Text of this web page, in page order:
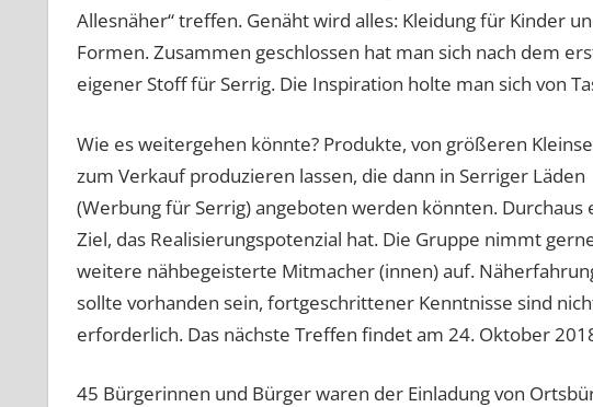
Allesnäher“ treffen. Genäht wird alles: Kleidung für Kinder
Formen. Zusammen geschlossen hat man sich nach dem
eigener Stoff für Serrig. Die Inspiration holte man sich von
Wie es weitergehen könnte? Produkte, von größeren
zum Verkauf produzieren lassen, die dann in Serriger Läden
(Werbung für Serrig) angeboten werden könnten. Durchaus
Ziel, das Realisierungspotenzial hat. Die Gruppe nimmt
weitere nähbegeisterte Mitmacher (innen) auf.
sollte vorhanden sein, fortgeschrittener Kenntnisse sind
erforderlich. Das nächste Treffen findet am 24. Oktober
45 Bürgerinnen und Bürger waren der Einladung von